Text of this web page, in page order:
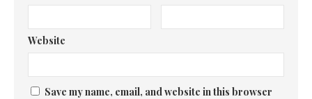
Website
Save my name, email, and website in this browser